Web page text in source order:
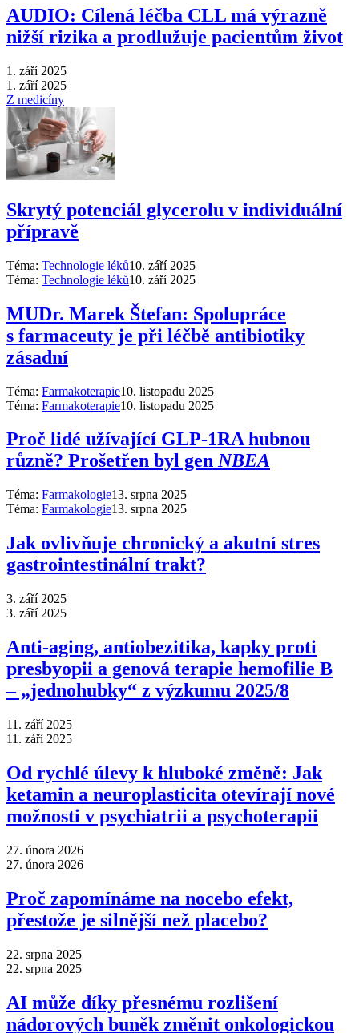
AUDIO: Cílená léčba CLL má výrazně
nižší rizika a prodlužuje pacientům život
1. září 2025
1. září 2025
Z medicíny
Skrytý potenciál glycerolu v individuální
přípravě
Téma: Technologie léků10. září 2025
Téma: Technologie léků10. září 2025
MUDr. Marek Štefan: Spolupráce
s farmaceuty je při léčbě antibiotiky
zásadní
Téma: Farmakoterapie10. listopadu 2025
Téma: Farmakoterapie10. listopadu 2025
Proč lidé užívající GLP-1RA hubnou
různě? Prošetřen byl genNBEA
Téma: Farmakologie13. srpna 2025
Téma: Farmakologie13. srpna 2025
Jak ovlivňuje chronický a akutní stres
gastrointestinální trakt?
3. září 2025
3. září 2025
Anti‑aging, antiobezitika, kapky proti
presbyopii a genová terapie hemofilie B
–⁠ „jednohubky“ z výzkumu 2025/8
11. září 2025
11. září 2025
Od rychlé úlevy k hluboké změně: Jak
ketamin a neuroplasticita otevírají nové
možnosti v psychiatrii a psychoterapii
27. února 2026
27. února 2026
Proč zapomínáme na nocebo efekt,
přestože je silnější než placebo?
22. srpna 2025
22. srpna 2025
AI může díky přesnému rozlišení
nádorových buněk změnit onkologickou